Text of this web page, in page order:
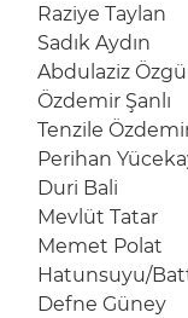
Raziye
Sadık
Tenzile
Perihan
Duri Bali
Mevlüt
Memet
Hatunsuyu/
Defne